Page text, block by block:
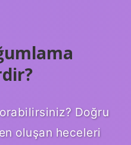
Doğru
oluşan heceleri